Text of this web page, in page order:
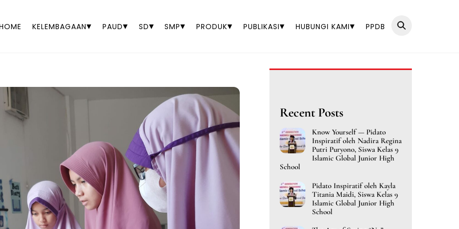
KELEMBAGAAN▾ PAUD▾ SD▾ SMP▾ PRODUK▾ PUBLIKASI▾ HUBUNGI KAMI▾ PPDB
Recent Posts
Know Yourself — Pidato
Inspiratif oleh Nadira Regina
Putri Puryono, Siswa Kelas 9
Islamic Global Junior High
School
Pidato Inspiratif oleh Kayla
Titania Maidi, Siswa Kelas 9
Islamic Global Junior High
School